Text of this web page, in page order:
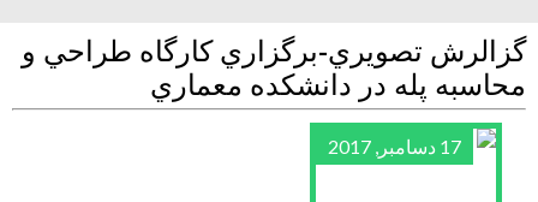
گزالرش تصويري-برگزاري كارگاه طراحي و
محاسبه پله در دانشكده معماري
17 دسامبر, 2017